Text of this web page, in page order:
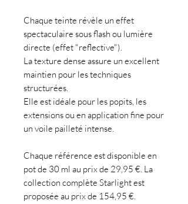
Chaque teinte révèle un effet
spectaculaire sous flash ou lumière
directe (effet "reflective").
La texture dense assure un excellent
maintien pour les techniques
structurées.
Elle est idéale pour les popits, les
extensions ou en application fine pour
un voile pailleté intense.
Chaque référence est disponible en
pot de 30 ml au prix de 29,95 €. La
collection complète Starlight est
proposée au prix de 154,95 €.